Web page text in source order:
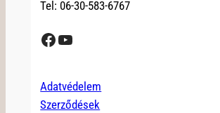
Tel: 06-30-583-6767
Facebook YouTube
Adatvédelem
Szerződések